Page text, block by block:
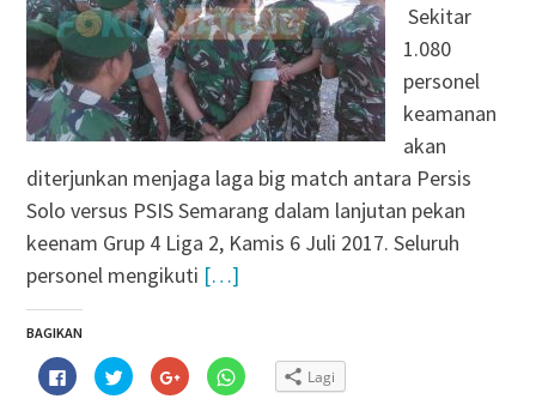
Sekitar
1.080
personel
keamanan
akan
diterjunkan menjaga laga big match antara Persis
Solo versus PSIS Semarang dalam lanjutan pekan
keenam Grup 4 Liga 2, Kamis 6 Juli 2017. Seluruh
personel mengikuti […]
BAGIKAN
Klik
untuk
membagikan
Klik
untuk
berbagi
Klik
untuk
berbagi
Klik
untuk Lagi